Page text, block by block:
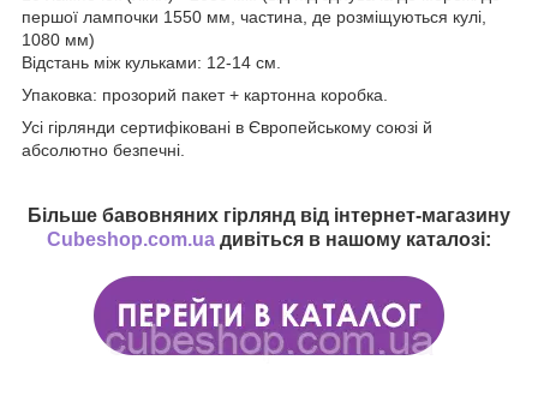
першої лампочки 1550 мм, частина, де розміщуються кулі,
1080 мм)
Відстань між кульками: 12-14 см.
Упаковка: прозорий пакет + картонна коробка.
Усі гірлянди сертифіковані в Європейському союзі й
абсолютно безпечні.
Більше бавовняних гірлянд від інтернет-магазину
Cubeshop.com.ua дивіться в нашому каталозі: